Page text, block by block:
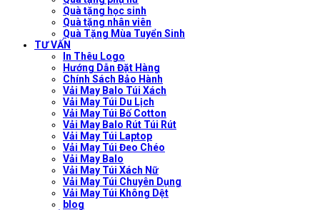
Quà tặng học sinh
Quà tặng nhân viên
Quà Tặng Mùa Tuyển Sinh
TƯ VẤN
In Thêu Logo
Hướng Dẫn Đặt Hàng
Chính Sách Bảo Hành
Vải May Balo Túi Xách
Vải May Túi Du Lịch
Vải May Túi Bố Cotton
Vải May Balo Rút Túi Rút
Vải May Túi Laptop
Vải May Túi Đeo Chéo
Vải May Balo
Vải May Túi Xách Nữ
Vải May Túi Chuyên Dụng
Vải May Túi Không Dệt
blog